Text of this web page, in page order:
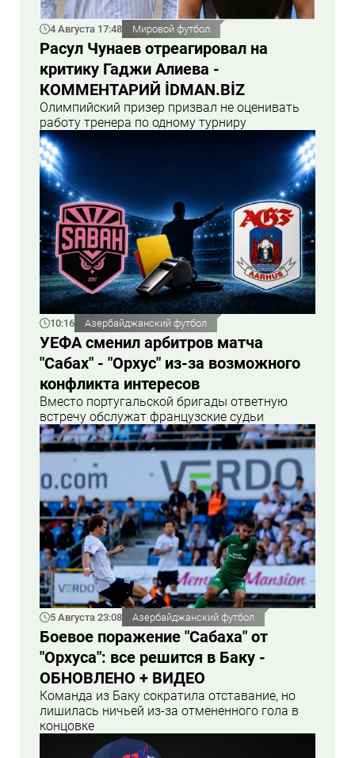
4 Августа 17:48 Мировой футбол
Расул Чунаев отреагировал на
критику Гаджи Алиева -
КОММЕНТАРИЙ İDMAN.BİZ
Олимпийский призер призвал не оценивать
работу тренера по одному турниру
10:16 Азербайджанский футбол
УЕФА сменил арбитров матча
"Сабах" - "Орхус" из-за возможного
конфликта интересов
Вместо португальской бригады ответную
встречу обслужат французские судьи
5 Августа 23:08 Азербайджанский футбол
Боевое поражение "Сабаха" от
"Орхуса": все решится в Баку -
ОБНОВЛЕНО + ВИДЕО
Команда из Баку сократила отставание, но
лишилась ничьей из-за отмененного гола в
концовке